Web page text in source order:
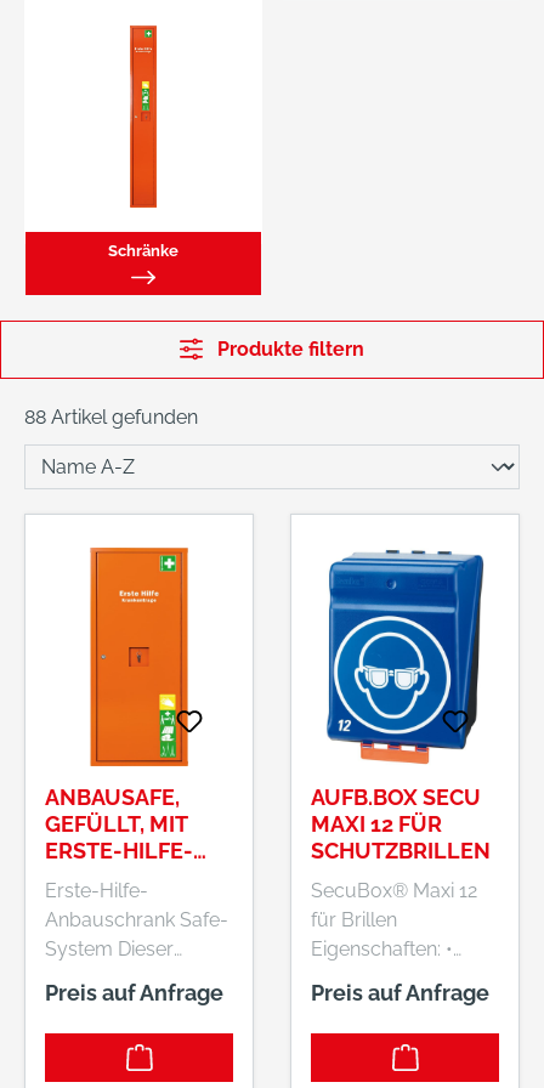
Schränke
Produkte filtern
88 Artikel gefunden
ANBAUSAFE,
GEFÜLLT, MIT
ERSTE-HILFE-
TRAGE, ORANGE
Erste-Hilfe-
Anbauschrank Safe-
System Dieser
Anbauschrank ist mit
einer Erste-Hilfe-
Trage gefüllt. • Inhalt:
Krankentrage 2 x
Preis auf Anfrage
AUFB.BOX SECU
MAXI 12 FÜR
SCHUTZBRILLEN
SecuBox® Maxi 12
für Brillen
Eigenschaften: •
Behälter aus ABS-
Kunststoff •
Patentierte
Kippöffnung zur
Preis auf Anfrage